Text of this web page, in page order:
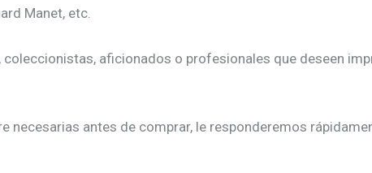
Manet, etc.
coleccionistas, aficionados o profesionales que deseen
necesarias antes de comprar, le responderemos